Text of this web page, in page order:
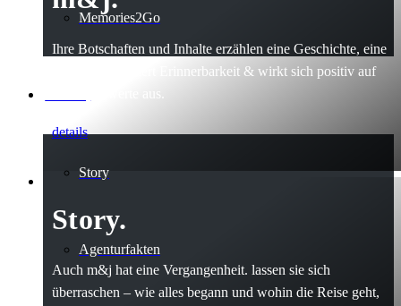
Memories2Go
Story
Agenturfakten
Ihre Botschaften und Inhalte erzählen eine Geschichte, eine
echte Story sichert Erinnerbarkeit & wirkt sich positiv auf
die Imagewerte aus.
details
Story.
Auch m&j hat eine Vergangenheit. lassen sie sich
überraschen – wie alles begann und wohin die Reise geht,